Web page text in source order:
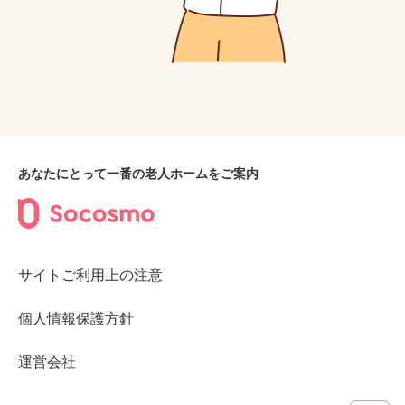
あなたにとって一番の老人ホームをご案内
サイトご利用上の注意
個人情報保護方針
運営会社